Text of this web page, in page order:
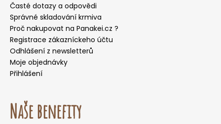
Časté dotazy a odpovědi
Správné skladování krmiva
Proč nakupovat na Panakei.cz ?
Registrace zákazníckeho účtu
Odhlášení z newsletterů
Moje objednávky
Přihlášení
Naše benefity